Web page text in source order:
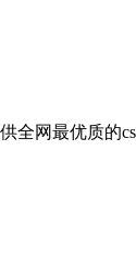
全网最优质的